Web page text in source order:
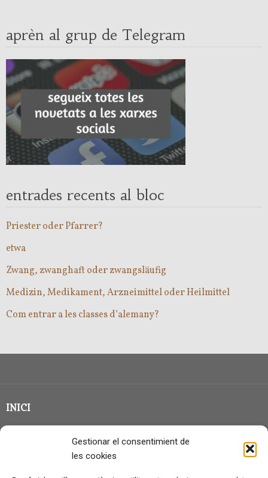
Gestionar el consentimient de
les cookies
aprèn al grup de Telegram
entrades recents al bloc
Priester oder Pfarrer?
etwa
Zwang, zwanghaft oder zwangsläufig
Medizin, Medikament, Arzneimittel oder Heilmittel
Com entrar a les classes d’alemany?
INICI
CLASSE EN GRUP
QUI SOC?